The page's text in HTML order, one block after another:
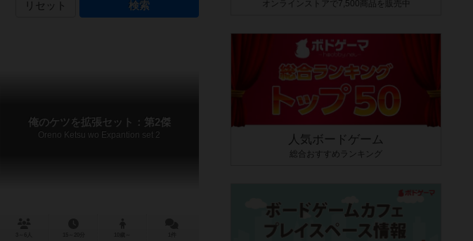
リセット
俺のケツを拡張セット：第2傑
Oreno Ketsu wo Expantion set 2
オンラインストアで7,500商品を販売中
人気ボードゲーム
総合おすすめランキング